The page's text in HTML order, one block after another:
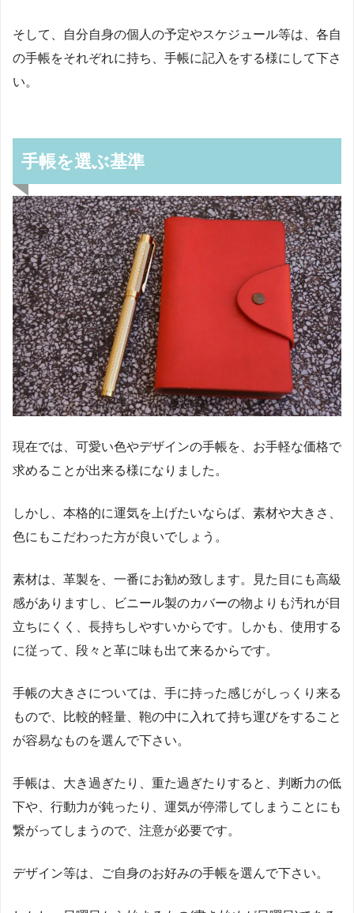
そして、自分自身の個人の予定やスケジュール等は、各自
の手帳をそれぞれに持ち、手帳に記入をする様にして下さ
い。
手帳を選ぶ基準
現在では、可愛い色やデザインの手帳を、お手軽な価格で
求めることが出来る様になりました。
しかし、本格的に運気を上げたいならば、素材や大きさ、
色にもこだわった方が良いでしょう。
素材は、革製を、一番にお勧め致します。見た目にも高級
感がありますし、ビニール製のカバーの物よりも汚れが目
立ちにくく、長持ちしやすいからです。しかも、使用する
に従って、段々と革に味も出て来るからです。
手帳の大きさについては、手に持った感じがしっくり来る
もので、比較的軽量、鞄の中に入れて持ち運びをすること
が容易なものを選んで下さい。
手帳は、大き過ぎたり、重た過ぎたりすると、判断力の低
下や、行動力が鈍ったり、運気が停滞してしまうことにも
繋がってしまうので、注意が必要です。
デザイン等は、ご自身のお好みの手帳を選んで下さい。